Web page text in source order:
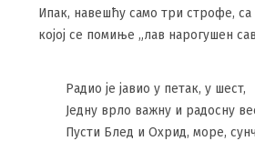
Ипак, навешћу само три строфе, са
којој се помиње „лав нарогушен
Радио је јавио у петак, у шест,
Једну врло важну и радосну
Пусти Блед и Охрид, море,